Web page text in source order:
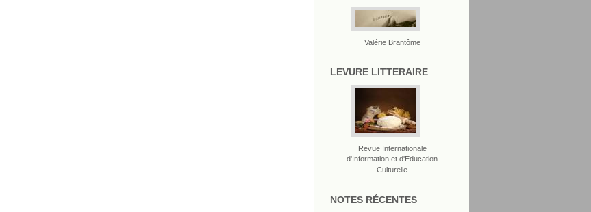
Valérie Brantôme
LEVURE LITTERAIRE
Revue Internationale
d'Information et d'Education
Culturelle
NOTES RÉCENTES